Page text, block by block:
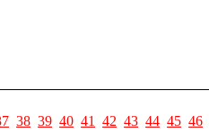
38 39 40 41 42 43 44 45 46